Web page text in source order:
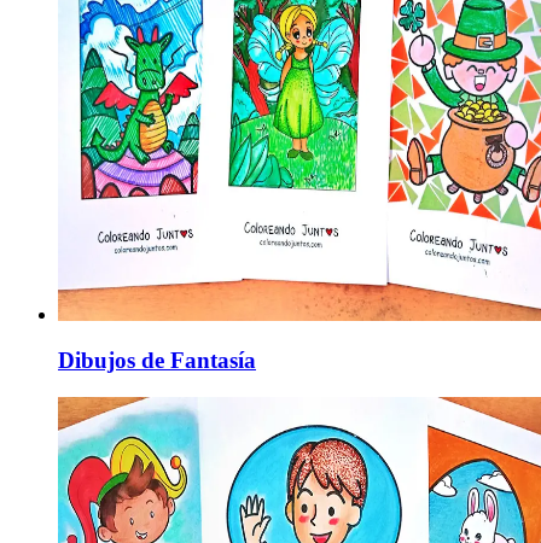
Dibujos de Fantasía